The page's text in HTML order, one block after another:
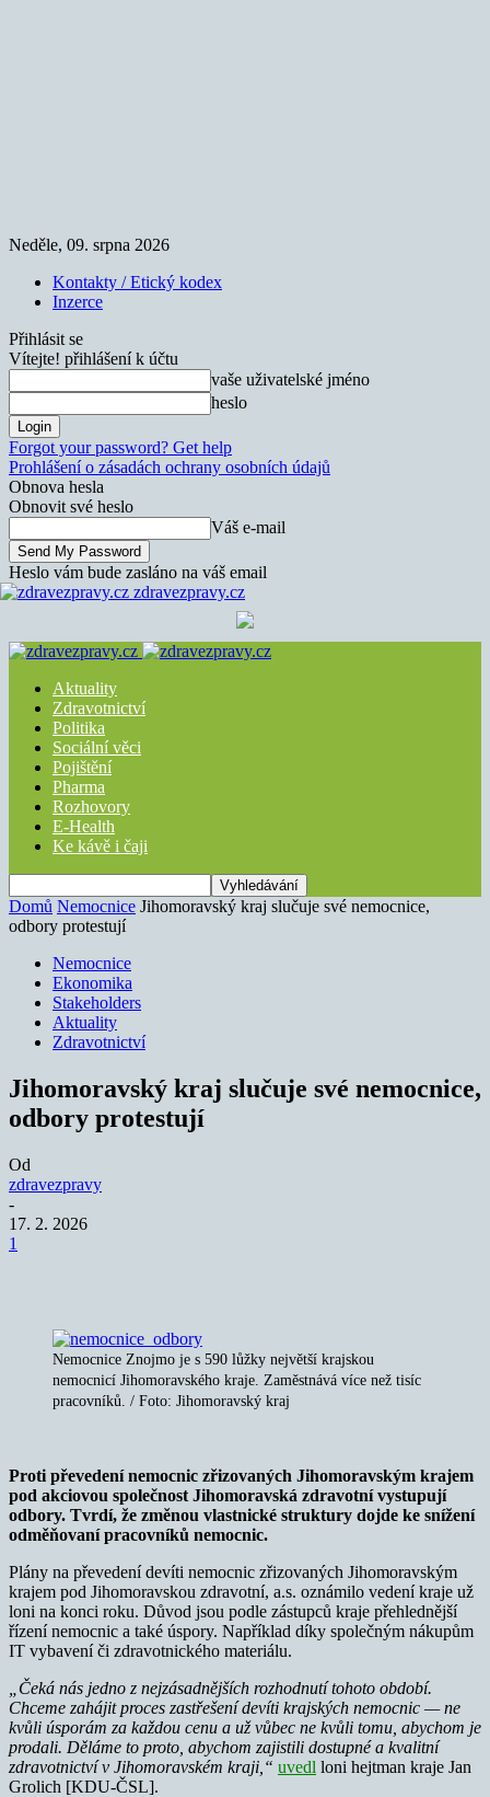
Neděle, 09. srpna 2026
Kontakty / Etický kodex
Inzerce
Přihlásit se
Vítejte! přihlášení k účtu
vaše uživatelské jméno
heslo
Forgot your password? Get help
Prohlášení o zásadách ochrany osobních údajů
Obnova hesla
Obnovit své heslo
Váš e-mail
Heslo vám bude zasláno na váš email
zdravezpravy.cz
Aktuality
Zdravotnictví
Politika
Sociální věci
Pojištění
Pharma
Rozhovory
E-Health
Ke kávě i čaji
Domů Nemocnice Jihomoravský kraj slučuje své nemocnice,
odbory protestují
Nemocnice
Ekonomika
Stakeholders
Aktuality
Zdravotnictví
Jihomoravský kraj slučuje své nemocnice,
odbory protestují
Od
zdravezpravy
-
17. 2. 2026
1
Nemocnice Znojmo je s 590 lůžky největší krajskou
nemocnicí Jihomoravského kraje. Zaměstnává více než tisíc
pracovníků. / Foto: Jihomoravský kraj
Proti převedení nemocnic zřizovaných Jihomoravským krajem
pod akciovou společnost Jihomoravská zdravotní vystupují
odbory. Tvrdí, že změnou vlastnické struktury dojde ke snížení
odměňovaní pracovníků nemocnic.
Plány na převedení devíti nemocnic zřizovaných Jihomoravským
krajem pod Jihomoravskou zdravotní, a.s. oznámilo vedení kraje už
loni na konci roku. Důvod jsou podle zástupců kraje přehlednější
řízení nemocnic a také úspory. Například díky společným nákupům
IT vybavení či zdravotnického materiálu.
„Čeká nás jedno z nejzásadnějších rozhodnutí tohoto období.
Chceme zahájit proces zastřešení devíti krajských nemocnic — ne
kvůli úsporám za každou cenu a už vůbec ne kvůli tomu, abychom je
prodali. Děláme to proto, abychom zajistili dostupné a kvalitní
zdravotnictví v Jihomoravském kraji,“ uvedl loni hejtman kraje Jan
Grolich [KDU-ČSL].